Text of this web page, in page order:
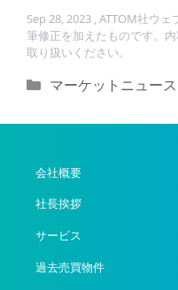
Sep 28, 2023 , ATTOM社ウ
筆修正を加えたものです。
取り扱いください。
カ
ゴ
ー
マーケットニュース
会社概要
社長挨拶
サービス
過去売買物件